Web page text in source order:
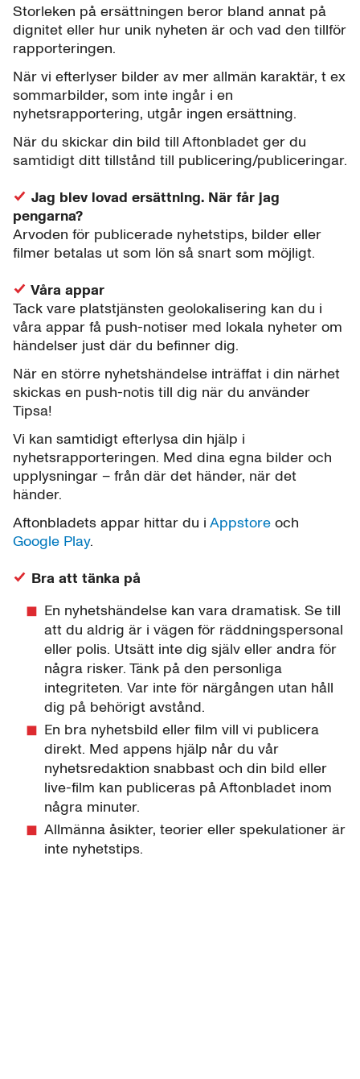
Storleken på ersättningen beror bland annat på
dignitet eller hur unik nyheten är och vad den tillför
rapporteringen.
När vi efterlyser bilder av mer allmän karaktär, t ex
sommarbilder, som inte ingår i en
nyhetsrapportering, utgår ingen ersättning.
När du skickar din bild till Aftonbladet ger du
samtidigt ditt tillstånd till publicering/publiceringar.
Jag blev lovad ersättning. När får jag
pengarna?
Arvoden för publicerade nyhetstips, bilder eller
filmer betalas ut som lön så snart som möjligt.
Våra appar
Tack vare platstjänsten geolokalisering kan du i
våra appar få push-notiser med lokala nyheter om
händelser just där du befinner dig.
När en större nyhetshändelse inträffat i din närhet
skickas en push-notis till dig när du använder
Tipsa!
Vi kan samtidigt efterlysa din hjälp i
nyhetsrapporteringen. Med dina egna bilder och
upplysningar – från där det händer, när det
händer.
Aftonbladets appar hittar du i Appstore och
Google Play.
Bra att tänka på
En nyhetshändelse kan vara dramatisk. Se till
att du aldrig är i vägen för räddningspersonal
eller polis. Utsätt inte dig själv eller andra för
några risker. Tänk på den personliga
integriteten. Var inte för närgången utan håll
dig på behörigt avstånd.
En bra nyhetsbild eller film vill vi publicera
direkt. Med appens hjälp når du vår
nyhetsredaktion snabbast och din bild eller
live-film kan publiceras på Aftonbladet inom
några minuter.
Allmänna åsikter, teorier eller spekulationer är
inte nyhetstips.